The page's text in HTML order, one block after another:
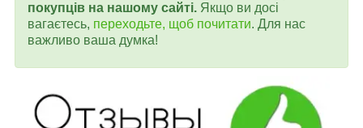
покупців на нашому сайті. Якщо ви досі
вагаєтесь, переходьте, щоб почитати. Для нас
важливо ваша думка!